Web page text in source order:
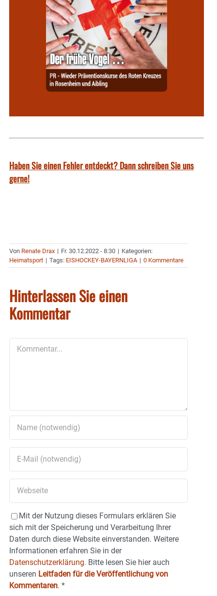
Haben Sie einen Fehler entdeckt? Dann schreiben Sie uns
gerne!
Von Renate Drax | Fr. 30.12.2022 - 8:30 | Kategorien:
Heimatsport | Tags: EISHOCKEY-BAYERNLIGA | 0 Kommentare
Hinterlassen Sie einen
Kommentar
Mit der Nutzung dieses Formulars erklären Sie
sich mit der Speicherung und Verarbeitung Ihrer
Daten durch diese Website einverstanden. Weitere
Informationen erfahren Sie in der
Datenschutzerklärung. Bitte lesen Sie hier auch
unseren Leitfaden für die Veröffentlichung von
Kommentaren. *